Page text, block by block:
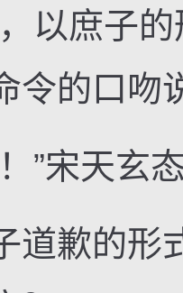
庶子的
令的口吻
宋天玄
歉的形